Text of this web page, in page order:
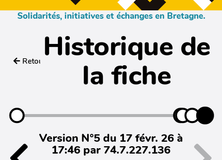
Solidarités, initiatives et échanges en Bretagne.
Retour Historique de
la fiche
Version N°5 du 17 févr. 26 à
17:46 par 74.7.227.136